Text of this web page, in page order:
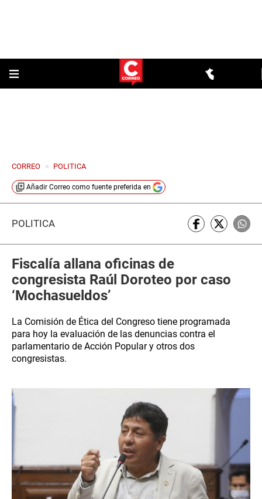
CORREO > POLITICA
Añadir Correo como fuente preferida en
POLÍTICA
Fiscalía allana oficinas de
congresista Raúl Doroteo por caso
‘Mochasueldos’
La Comisión de Ética del Congreso tiene programada
para hoy la evaluación de las denuncias contra el
parlamentario de Acción Popular y otros dos
congresistas.